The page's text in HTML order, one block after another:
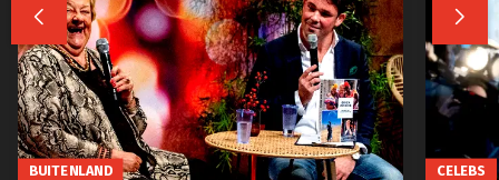
 
BUITENLAND CELEBS